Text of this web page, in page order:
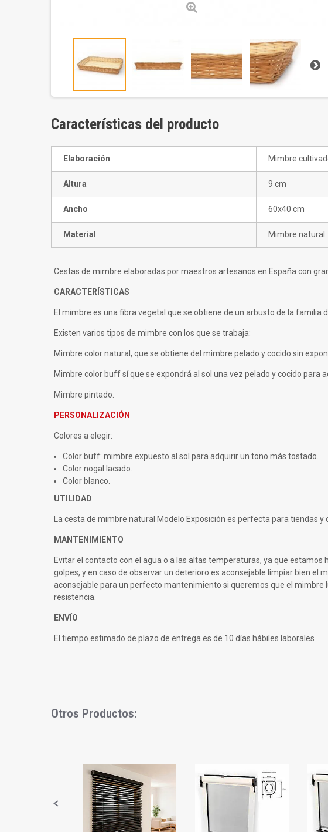
Características del producto
Elaboración Mimbre
Altura 9 cm
Ancho 60x40 cm
Material Mimbre natural
Cestas de mimbre elaboradas por maestros artesanos en España con
CARACTERÍSTICAS
El mimbre es una fibra vegetal que se obtiene de un arbusto de la familia
Existen varios tipos de mimbre con los que se trabaja:
Mimbre color natural, que se obtiene del mimbre pelado y cocido sin
Mimbre color buff sí que se expondrá al sol una vez pelado y cocido para
Mimbre pintado.
PERSONALIZACIÓN
Colores a elegir:
Color buff: mimbre expuesto al sol para adquirir un tono más tostado.
Color nogal lacado.
Color blanco.
UTILIDAD
La cesta de mimbre natural Modelo Exposición es perfecta para tiendas
MANTENIMIENTO
Evitar el contacto con el agua o a las altas temperaturas, ya que
golpes, y en caso de observar un deterioro es aconsejable limpiar bien el
aconsejable para un perfecto mantenimiento si queremos que el
resistencia.
ENVÍO
El tiempo estimado de plazo de entrega es de 10 días hábiles laborales
Slideshow
Otros Productos: